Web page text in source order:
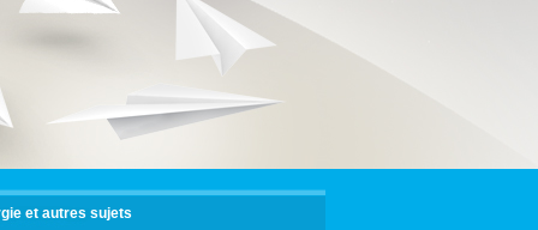
et autres sujets